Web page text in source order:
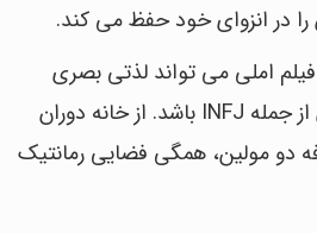
در انزوای خود حفظ می کند.
املی می تواند لذتی بصری
برای بسیاری از مخاطبان از جمله INFJ باشد. از خانه دوران
دو مولین، همگی فضایی رمانتیک